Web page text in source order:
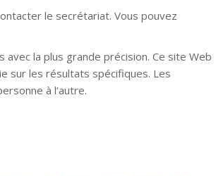
le secrétariat. Vous pouvez
la plus grande précision. Ce site Web
sur les résultats spécifiques. Les
à l’autre.